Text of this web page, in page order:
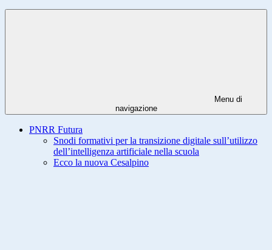
Menu di
navigazione
PNRR Futura
Snodi formativi per la transizione digitale sull’utilizzo
dell’intelligenza artificiale nella scuola
Ecco la nuova Cesalpino